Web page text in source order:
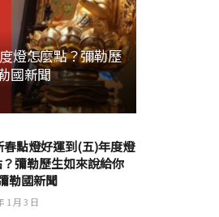
燈怎麼點？彌勒歷
國新聞
春點燈好運到(五)年度燈
彌勒歷生如來說給你
勒國新聞
1 月 3 日